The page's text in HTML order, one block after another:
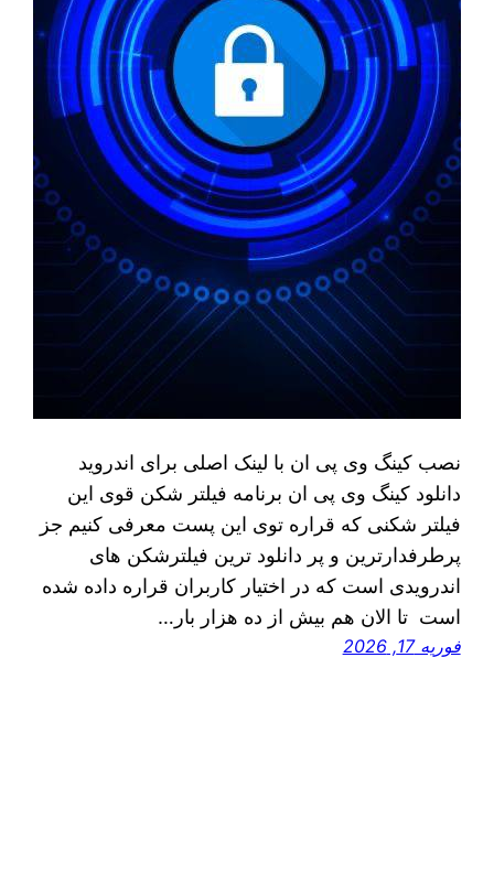
نصب کینگ وی پی ان با لینک اصلی برای اندروید
دانلود کینگ وی پی ان برنامه فیلتر شکن قوی این
فیلتر شکنی که قراره توی اين پست معرفی کنیم جز
پرطرفدارترین و پر دانلود ترین فیلترشکن های
اندرویدی است که در اختیار کاربران قراره داده شده
است تا الان هم بیش از ده هزار بار…
فوریه 17, 2026